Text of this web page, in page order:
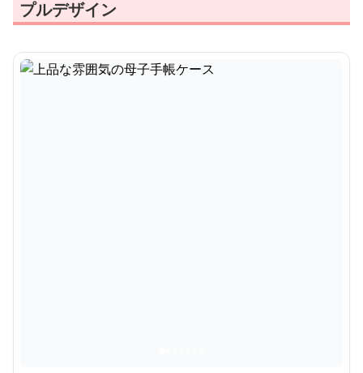
プルデザイン